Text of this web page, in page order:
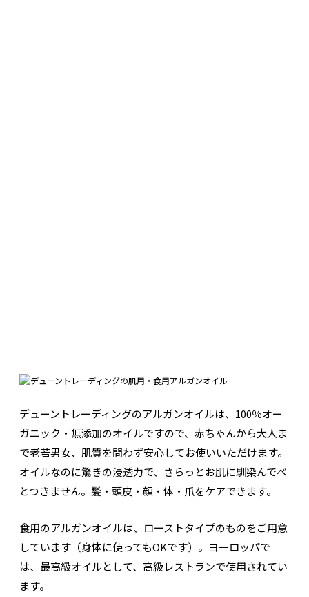
デューントレーディングのアルガンオイルは、100％オー
ガニック・無添加のオイルですので、赤ちゃんから大人ま
で老若男女、肌質を問わず安心してお使いいただけます。
オイルなのに驚きの浸透力で、さらっとお肌に馴染んでべ
とつきません。髪・頭皮・顔・体・爪をケアできます。
食用のアルガンオイルは、ローストタイプのものをご用意
しています（身体に使ってもOKです）。ヨーロッパで
は、最高級オイルとして、高級レストランで使用されてい
ます。